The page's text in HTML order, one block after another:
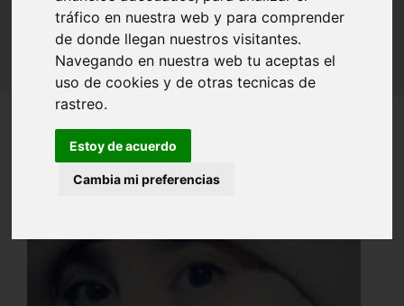
tráfico en nuestra web y para comprender
de donde llegan nuestros visitantes.
Navegando en nuestra web tu aceptas el
uso de cookies y de otras tecnicas de
rastreo.
Estoy de acuerdo
Cambia mi preferencias
Natalia Victoria Lourdes Gomez